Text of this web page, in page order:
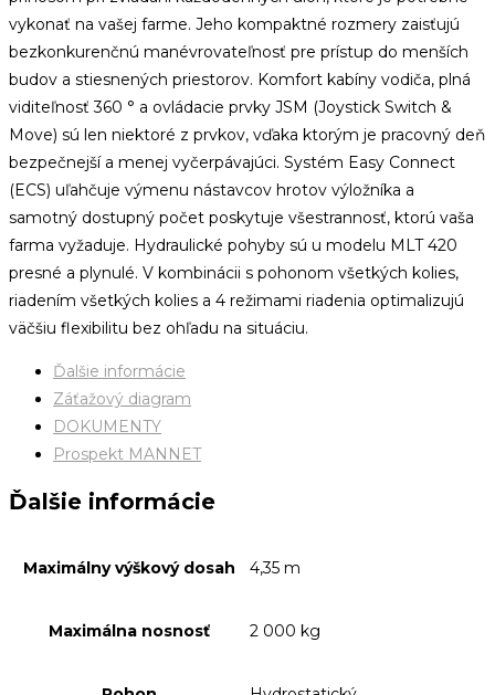
vykonať na vašej farme. Jeho kompaktné rozmery zaisťujú
bezkonkurenčnú manévrovateľnosť pre prístup do menších
budov a stiesnených priestorov. Komfort kabíny vodiča, plná
viditeľnosť 360 ° a ovládacie prvky JSM (Joystick Switch &
Move) sú len niektoré z prvkov, vďaka ktorým je pracovný deň
bezpečnejší a menej vyčerpávajúci. Systém Easy Connect
(ECS) uľahčuje výmenu nástavcov hrotov výložníka a
samotný dostupný počet poskytuje všestrannosť, ktorú vaša
farma vyžaduje. Hydraulické pohyby sú u modelu MLT 420
presné a plynulé. V kombinácii s pohonom všetkých kolies,
riadením všetkých kolies a 4 režimami riadenia optimalizujú
väčšiu flexibilitu bez ohľadu na situáciu.
Ďalšie informácie
Záťažový diagram
DOKUMENTY
Prospekt MANNET
Ďalšie informácie
Maximálny výškový dosah 4,35 m
Maximálna nosnosť 2 000 kg